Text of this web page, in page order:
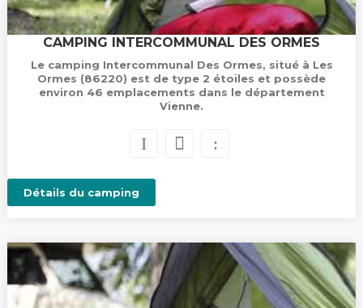
CAMPING INTERCOMMUNAL DES ORMES
Le camping Intercommunal Des Ormes, situé à Les
Ormes (86220) est de type 2 étoiles et possède
environ 46 emplacements dans le département
Vienne.
Détails du camping